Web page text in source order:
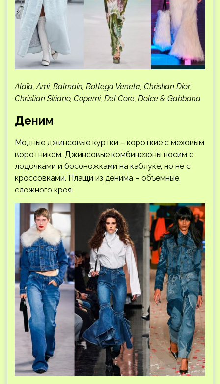
Alaïa, Ami, Balmain, Bottega Veneta, Christian Dior,
Christian Siriano, Coperni, Del Core, Dolce & Gabbana
Деним
Модные джинсовые куртки – короткие с меховым
воротником. Джинсовые комбинезоны носим с
лодочками и босоножками на каблуке, но не с
кроссовками. Плащи из денима – объемные,
сложного кроя.